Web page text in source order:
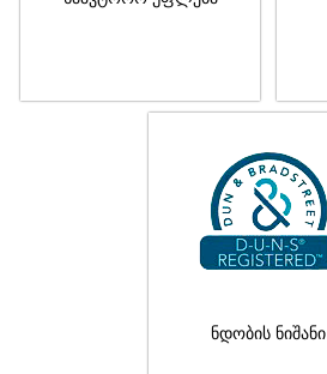
ნდობის ნიშანი